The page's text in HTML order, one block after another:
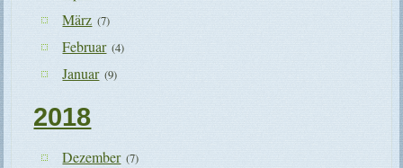
März (7)
Februar (4)
Januar (9)
2018
Dezember (7)